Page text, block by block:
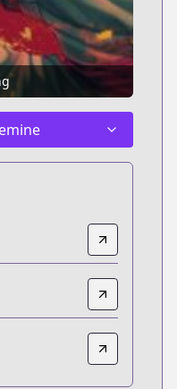
title/10585/
episode/